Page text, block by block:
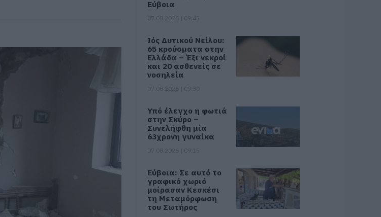
Εύβοια
Ιός Δυτικού Νείλου:
65 κρούσματα στην
Ελλάδα – Έξι νεκροί
και 20 ασθενείς σε
νοσηλεία
Υπό έλεγχο η φωτιά
στην Σκύρο –
Συνελήφθη μία
63χρονη γυναίκα
Εύβοια: Σε αυτό το
γραφικό χωριό
μοίρασαν Κεσκέσι
τη Μεταμόρφωση
του Σωτήρος